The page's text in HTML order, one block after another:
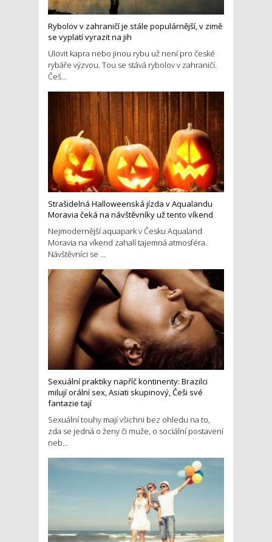
Rybolov v zahraničí je stále populárnější, v zimě
se vyplatí vyrazit na jih
Ulovit kapra nebo jinou rybu už není pro české
rybáře výzvou. Tou se stává rybolov v zahraničí.
Češ...
Strašidelná Halloweenská jízda v Aqualandu
Moravia čeká na návštěvníky už tento víkend
Nejmodernější aquapark v Česku Aqualand
Moravia na víkend zahalí tajemná atmosféra.
Návštěvníci se ...
Sexuální praktiky napříč kontinenty: Brazilci
milují orální sex, Asiati skupinový, Češi své
fantazie tají
Sexuální touhy mají všichni bez ohledu na to,
zda se jedná o ženy či muže, o sociální postavení
neb...